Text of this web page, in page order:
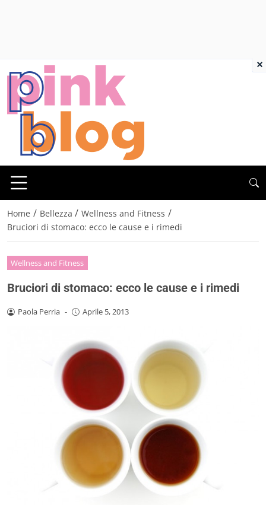
Home / Bellezza / Wellness and Fitness /
Bruciori di stomaco: ecco le cause e i rimedi
Wellness and Fitness
Bruciori di stomaco: ecco le cause e i rimedi
Paola Perria - Aprile 5, 2013
×